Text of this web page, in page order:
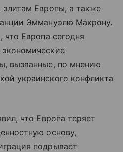
Европы, а также
Эммануэлю Макрону.
что Европа сегодня
вызванные, по мнению
украинского конфликта
что Европа теряет
основу,
подрывает